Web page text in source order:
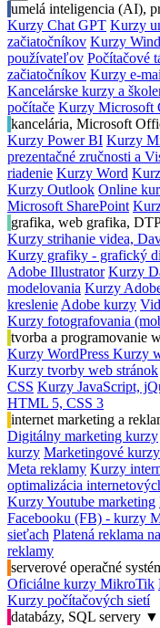
umelá inteligencia (AI),
Kurzy Chat GPT Kurzy
začiatočníkov Kurzy
používateľov Počítačové
začiatočníkov Kurzy e-
Kancelárske kurzy a
počítače Kurzy Microsoft
kancelária, Microsoft
Kurzy Power BI Kurzy
prezentačné zručnosti a
riadenie Kurzy Word
Kurzy Outlook Online
Microsoft SharePoint
grafika, web grafika,
Kurzy strihanie videa,
Kurzy grafiky - grafický
Adobe Illustrator Kurzy
modelovania Kurzy
kreslenie Adobe kurzy
Kurzy fotografovania
tvorba a programovanie
Kurzy WordPress Kurzy
Kurzy tvorby web stránok
CSS Kurzy JavaScript,
HTML 5, CSS 3
internet marketing a
Digitálny marketing kurzy
kurzy Marketingové
Meta reklamy Kurzy
optimalizácia
Kurzy Youtube marketing
Facebooku (FB) - kurzy
sieťach Platená reklama
reklamy
serverové operačné
Oficiálne kurzy MikroTik
Kurzy počítačových sietí
databázy, SQL servery ▼